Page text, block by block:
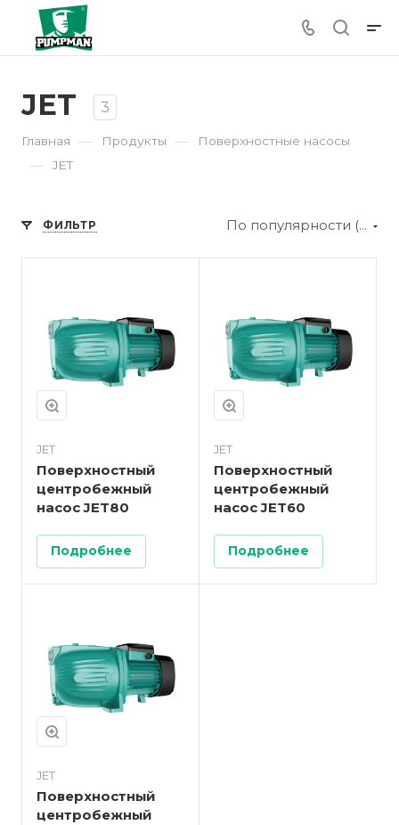
JET 3
Главная — Продукты — Поверхностные насосы
— JET
ФИЛЬТР По популярности (убывание)
JET
Поверхностный
центробежный
насос JET80
Подробнее
JET
Поверхностный
центробежный
насос JET60
Подробнее
JET
Поверхностный
центробежный